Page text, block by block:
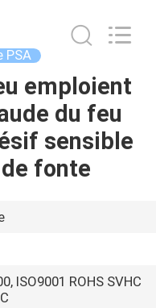
PSA
emploient
du feu
sensible
fonte
ISO9001 ROHS SVHC